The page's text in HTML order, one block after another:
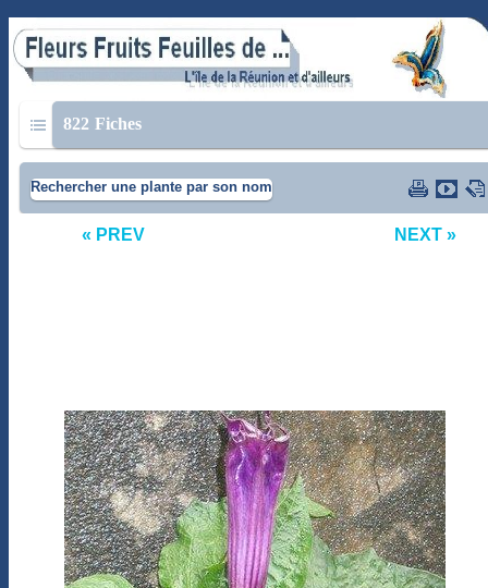
822 Fiches
Rechercher une plante par son nom
« PREV NEXT »